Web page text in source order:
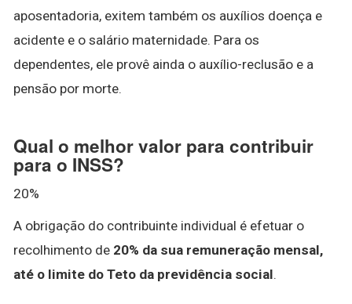
aposentadoria, exitem também os auxílios doença e
acidente e o salário maternidade. Para os
dependentes, ele provê ainda o auxílio-reclusão e a
pensão por morte.
Qual o melhor valor para contribuir
para o INSS?
20%
A obrigação do contribuinte individual é efetuar o
recolhimento de 20% da sua remuneração mensal,
até o limite do Teto da previdência social.